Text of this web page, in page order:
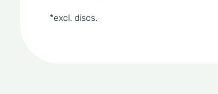
*excl. discs.